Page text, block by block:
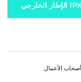
للماء IPX7 الإطار الخارجي
جهاز تسخين
الأعمال